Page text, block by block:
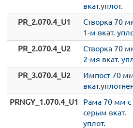
вкат.уплот.
PR_2.070.4_U1
Створка 70
1-м вкат.
PR_2.070.4_U2
Створка 70
2-мя вкат.
PR_3.070.4_U2
Импост 70
PRNGY_1.070.4_U1
Рама 70 мм с
серым вкат.
уплот.